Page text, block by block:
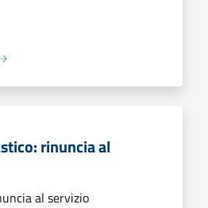
rinuncia al
al servizio